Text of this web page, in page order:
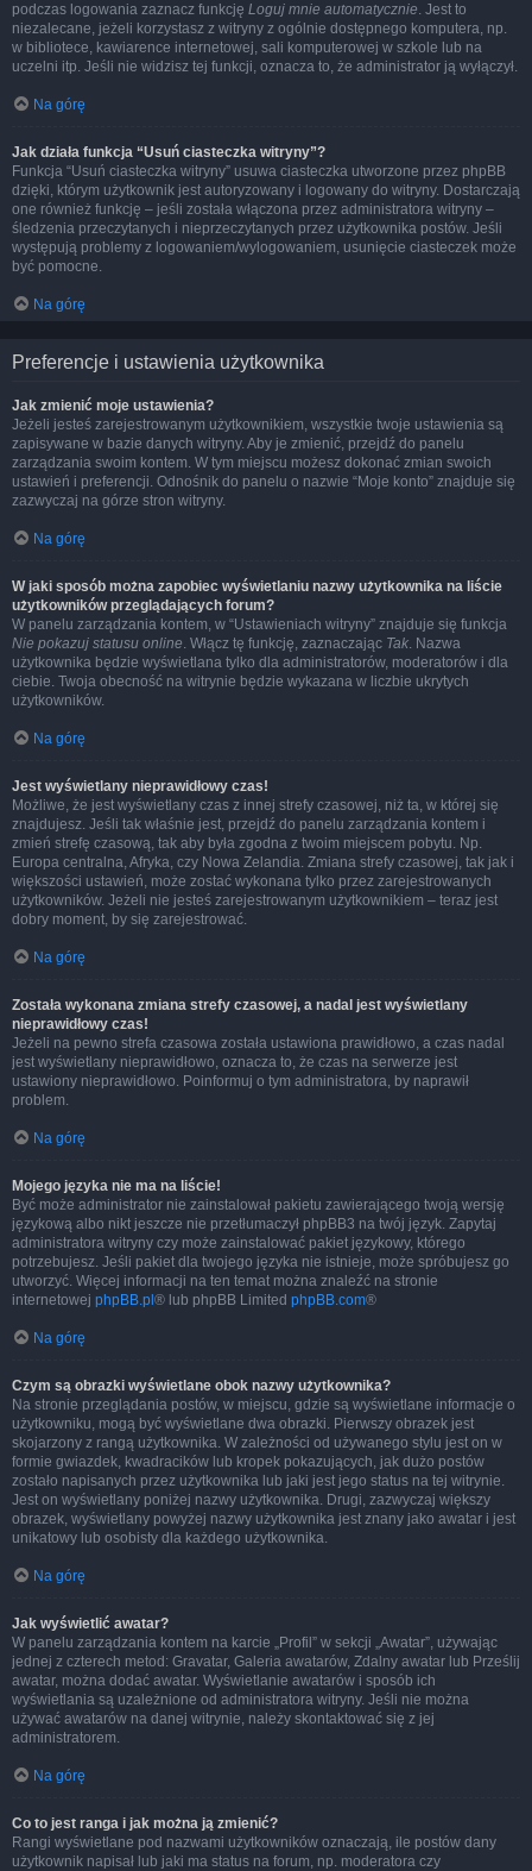
podczas logowania zaznacz funkcję Loguj mnie automatycznie. Jest to
niezalecane, jeżeli korzystasz z witryny z ogólnie dostępnego komputera, np.
w bibliotece, kawiarence internetowej, sali komputerowej w szkole lub na
uczelni itp. Jeśli nie widzisz tej funkcji, oznacza to, że administrator ją wyłączył.
Na górę
Jak działa funkcja “Usuń ciasteczka witryny”?
Funkcja “Usuń ciasteczka witryny” usuwa ciasteczka utworzone przez phpBB
dzięki, którym użytkownik jest autoryzowany i logowany do witryny. Dostarczają
one również funkcję – jeśli została włączona przez administratora witryny –
śledzenia przeczytanych i nieprzeczytanych przez użytkownika postów. Jeśli
występują problemy z logowaniem/wylogowaniem, usunięcie ciasteczek może
być pomocne.
Na górę
Preferencje i ustawienia użytkownika
Jak zmienić moje ustawienia?
Jeżeli jesteś zarejestrowanym użytkownikiem, wszystkie twoje ustawienia są
zapisywane w bazie danych witryny. Aby je zmienić, przejdź do panelu
zarządzania swoim kontem. W tym miejscu możesz dokonać zmian swoich
ustawień i preferencji. Odnośnik do panelu o nazwie “Moje konto” znajduje się
zazwyczaj na górze stron witryny.
Na górę
W jaki sposób można zapobiec wyświetlaniu nazwy użytkownika na liście
użytkowników przeglądających forum?
W panelu zarządzania kontem, w “Ustawieniach witryny” znajduje się funkcja
Nie pokazuj statusu online. Włącz tę funkcję, zaznaczając Tak. Nazwa
użytkownika będzie wyświetlana tylko dla administratorów, moderatorów i dla
ciebie. Twoja obecność na witrynie będzie wykazana w liczbie ukrytych
użytkowników.
Na górę
Jest wyświetlany nieprawidłowy czas!
Możliwe, że jest wyświetlany czas z innej strefy czasowej, niż ta, w której się
znajdujesz. Jeśli tak właśnie jest, przejdź do panelu zarządzania kontem i
zmień strefę czasową, tak aby była zgodna z twoim miejscem pobytu. Np.
Europa centralna, Afryka, czy Nowa Zelandia. Zmiana strefy czasowej, tak jak i
większości ustawień, może zostać wykonana tylko przez zarejestrowanych
użytkowników. Jeżeli nie jesteś zarejestrowanym użytkownikiem – teraz jest
dobry moment, by się zarejestrować.
Na górę
Została wykonana zmiana strefy czasowej, a nadal jest wyświetlany
nieprawidłowy czas!
Jeżeli na pewno strefa czasowa została ustawiona prawidłowo, a czas nadal
jest wyświetlany nieprawidłowo, oznacza to, że czas na serwerze jest
ustawiony nieprawidłowo. Poinformuj o tym administratora, by naprawił
problem.
Na górę
Mojego języka nie ma na liście!
Być może administrator nie zainstalował pakietu zawierającego twoją wersję
językową albo nikt jeszcze nie przetłumaczył phpBB3 na twój język. Zapytaj
administratora witryny czy może zainstalować pakiet językowy, którego
potrzebujesz. Jeśli pakiet dla twojego języka nie istnieje, może spróbujesz go
utworzyć. Więcej informacji na ten temat można znaleźć na stronie
internetowej phpBB.pl ® lub phpBB Limited phpBB.com®
Na górę
Czym są obrazki wyświetlane obok nazwy użytkownika?
Na stronie przeglądania postów, w miejscu, gdzie są wyświetlane informacje o
użytkowniku, mogą być wyświetlane dwa obrazki. Pierwszy obrazek jest
skojarzony z rangą użytkownika. W zależności od używanego stylu jest on w
formie gwiazdek, kwadracików lub kropek pokazujących, jak dużo postów
zostało napisanych przez użytkownika lub jaki jest jego status na tej witrynie.
Jest on wyświetlany poniżej nazwy użytkownika. Drugi, zazwyczaj większy
obrazek, wyświetlany powyżej nazwy użytkownika jest znany jako awatar i jest
unikatowy lub osobisty dla każdego użytkownika.
Na górę
Jak wyświetlić awatar?
W panelu zarządzania kontem na karcie „Profil” w sekcji „Awatar”, używając
jednej z czterech metod: Gravatar, Galeria awatarów, Zdalny awatar lub Prześlij
awatar, można dodać awatar. Wyświetlanie awatarów i sposób ich
wyświetlania są uzależnione od administratora witryny. Jeśli nie można
używać awatarów na danej witrynie, należy skontaktować się z jej
administratorem.
Na górę
Co to jest ranga i jak można ją zmienić?
Rangi wyświetlane pod nazwami użytkowników oznaczają, ile postów dany
użytkownik napisał lub jaki ma status na forum, np. moderatora czy